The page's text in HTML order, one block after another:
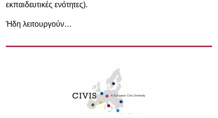
εκπαιδευτικές ενότητες).
Ήδη λειτουργούν…